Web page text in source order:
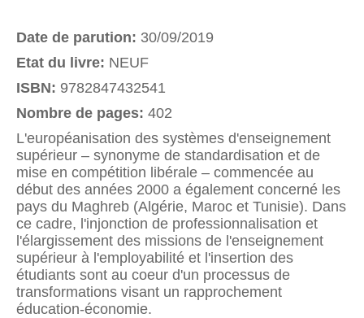
Date de parution: 30/09/2019
Etat du livre: NEUF
ISBN: 9782847432541
Nombre de pages: 402
L'européanisation des systèmes d'enseignement
supérieur – synonyme de standardisation et de
mise en compétition libérale – commencée au
début des années 2000 a également concerné les
pays du Maghreb (Algérie, Maroc et Tunisie). Dans
ce cadre, l'injonction de professionnalisation et
l'élargissement des missions de l'enseignement
supérieur à l'employabilité et l'insertion des
étudiants sont au coeur d'un processus de
transformations visant un rapprochement
éducation-économie.